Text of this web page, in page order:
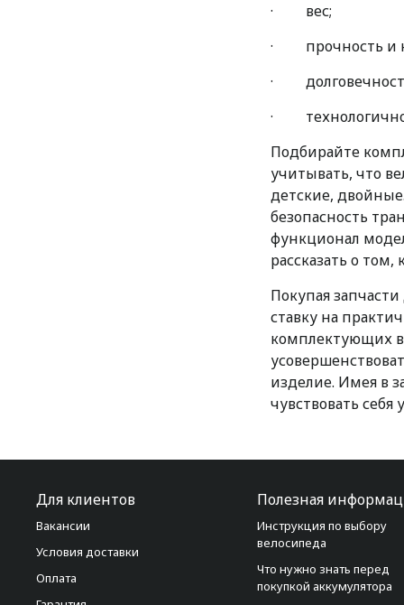
· вес;
· прочность и
·
·
Подбирайте
учитывать, что
детские,
безопасность
функционал
рассказать о
Покупая
ставку на
комплектующих
изделие. Имея в
чувствовать
Для клиентов
Вакансии
Условия доставки
Оплата
Полезная
Инструкция по выбору
велосипеда
Что нужно знать перед
покупкой аккумулятора